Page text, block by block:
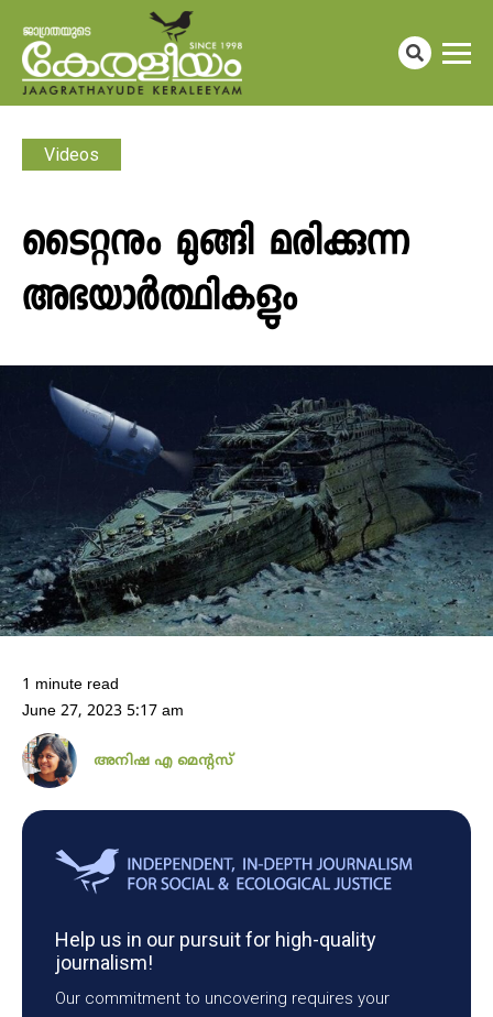
Videos
ടൈറ്റനും മുങ്ങി മരിക്കുന്ന
അഭയാർത്ഥികളും
1 minute read
June 27, 2023 5:17 am
അനിഷ എ മെന്റസ്
Help us in our pursuit for high-quality
journalism!
Our commitment to uncovering requires your